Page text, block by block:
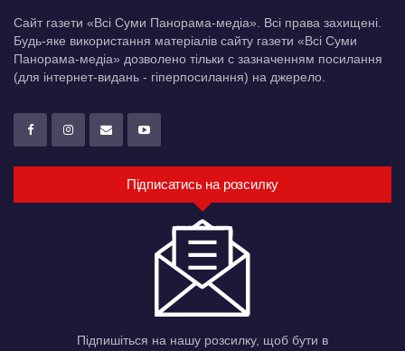
Сайт газети «Всі Суми Панорама-медіа». Всі права захищені.
Будь-яке використання матеріалів сайту газети «Всі Суми
Панорама-медіа» дозволено тільки c зазначенням посилання
(для інтернет-видань - гіперпосилання) на джерело.
Підписатись на розсилку
Підпишіться на нашу розсилку, щоб бути в